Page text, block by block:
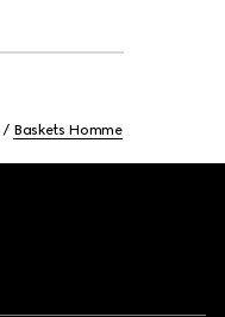
Baskets Homme